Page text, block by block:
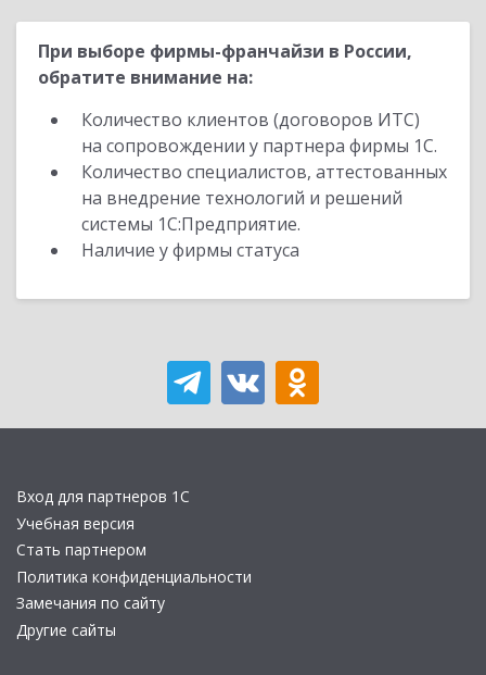
При выборе фирмы-франчайзи в России,
обратите внимание на:
Количество клиентов (договоров ИТС)
на сопровождении у партнера фирмы 1С.
Количество специалистов, аттестованных
на внедрение технологий и решений
системы 1С:Предприятие.
Наличие у фирмы статуса
Вход для партнеров 1С
Учебная версия
Стать партнером
Политика конфиденциальности
Замечания по сайту
Другие сайты